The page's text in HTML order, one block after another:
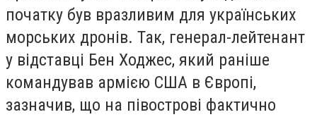
початку був вразливим для українських
морських дронів. Так, генерал-лейтенант
у відставці Бен Ходжес, який раніше
командував армією США в Європі,
зазначив, що на півострові фактично